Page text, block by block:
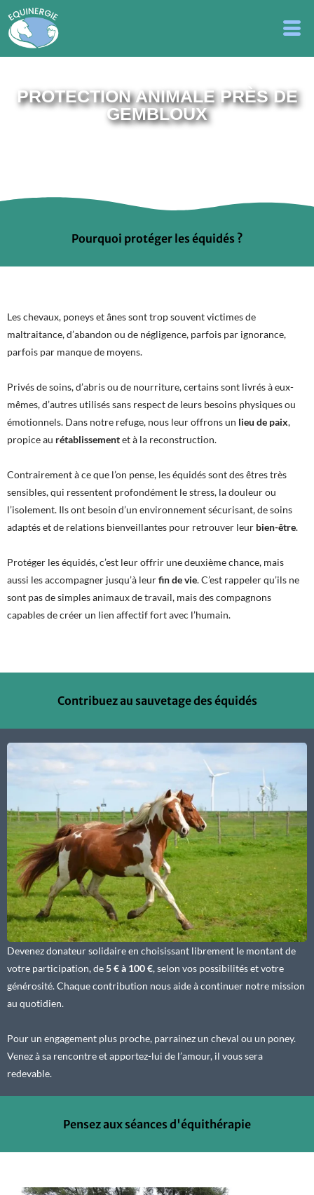
PROTECTION ANIMALE PRÈS DE
GEMBLOUX
Pourquoi protéger les équidés ?
Les chevaux, poneys et ânes sont trop souvent victimes de
maltraitance, d’abandon ou de négligence, parfois par ignorance,
parfois par manque de moyens.
Privés de soins, d’abris ou de nourriture, certains sont livrés à eux-
mêmes, d’autres utilisés sans respect de leurs besoins physiques ou
émotionnels. Dans notre refuge, nous leur offrons un lieu de paix,
propice au rétablissementet à la reconstruction.
Contrairement à ce que l’on pense, les équidés sont des êtres très
sensibles, qui ressentent profondément le stress, la douleur ou
l’isolement. Ils ont besoin d’un environnement sécurisant, de soins
adaptés et de relations bienveillantes pour retrouver leur bien-être.
Protéger les équidés, c’est leur offrir une deuxième chance, mais
aussi les accompagner jusqu’à leurfin de vie. C’est rappeler qu’ils ne
sont pas de simples animaux de travail, mais des compagnons
capables de créer un lien affectif fort avec l’humain.
Contribuez au sauvetage des équidés
Devenez donateur solidaire en choisissant librement le montant de
votre participation, de5 € à 100 €, selon vos possibilités et votre
générosité. Chaque contribution nous aide à continuer notre mission
au quotidien.
Pour un engagement plus proche, parrainez un cheval ou un poney.
Venez à sa rencontre et apportez-lui de l’amour, il vous sera
redevable.
Pensez aux séances d'équithérapie